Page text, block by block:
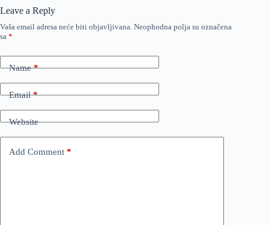
Leave a Reply
Vaša email adresa neće biti objavljivana. Neophodna polja su označena
sa *
Name*
Email*
Website
Add Comment *